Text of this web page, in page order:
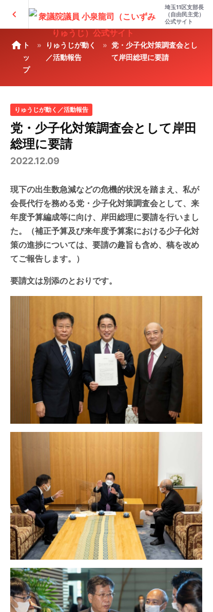
chevron_left
埼玉11区支部長
（自由民主党）
公式サイト
home ト
ッ
プ
りゅうじが動く
／活動報告
党・少子化対策調査会とし
て岸田総理に要請
りゅうじが動く／活動報告
党・少子化対策調査会として岸田
総理に要請
2022.12.09
現下の出生数急減などの危機的状況を踏まえ、私が
会長代行を務める党・少子化対策調査会として、来
年度予算編成等に向け、岸田総理に要請を行いまし
た。（補正予算及び来年度予算案における少子化対
策の進捗については、要請の趣旨も含め、稿を改め
てご報告します。）
要請文は別添のとおりです。